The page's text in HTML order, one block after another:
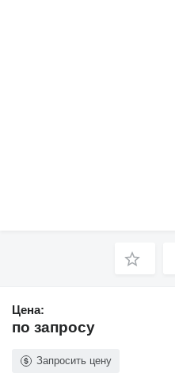
Цена:
по запросу
Запросить цену